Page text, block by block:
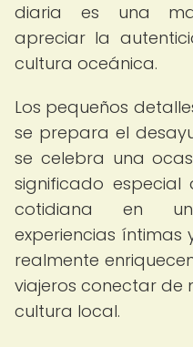
diaria es una
apreciar la
cultura oceánica.
Los pequeños
se prepara el
se celebra una
significado
cotidiana en
experiencias
realmente
viajeros conectar de
cultura local.